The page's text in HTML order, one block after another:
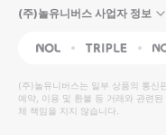
높
은
순
동
영
상
(주)놀유니버스 사업자 정보
NOL Triple
(주)놀유니버스는 일부 상품의 통신
예약, 이용 및 환불 등 거래와 관련
체 책임을 지지 않습니다.